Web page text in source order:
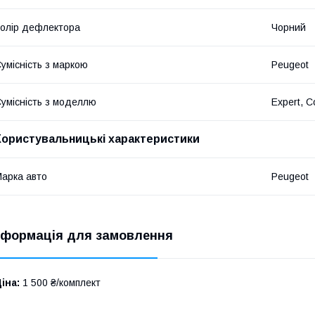
дефлектора Чорний
з маркою Peugeot
з моделлю Expert,
характеристики
авто Peugeot
для замовлення
1 500 ₴/комплект